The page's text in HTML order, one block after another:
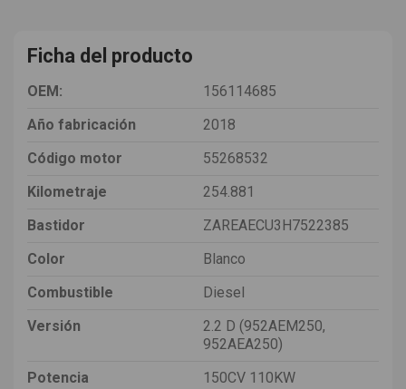
Ficha del producto
OEM:
156114685
Año fabricación
2018
Código motor
55268532
Kilometraje
254.881
Bastidor
ZAREAECU3H7522385
Color
Blanco
Combustible
Diesel
Versión
2.2 D (952AEM250,
952AEA250)
Potencia
150CV 110KW